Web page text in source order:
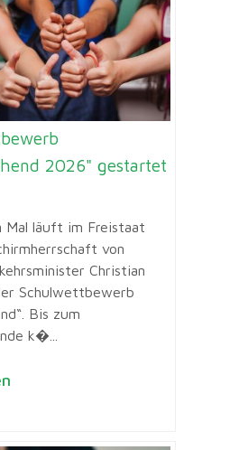
2026" gestartet
Mal läuft im Freistaat
von
Christian
Schulwettbewerb
Bis zum
k�...